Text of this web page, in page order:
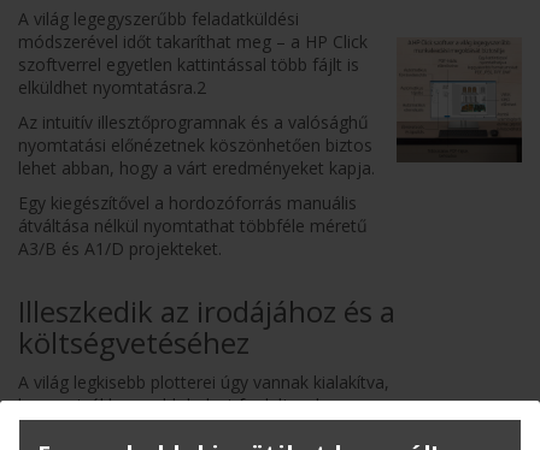
A világ legegyszerűbb feladatküldési
módszerével időt takaríthat meg – a HP Click
szoftverrel egyetlen kattintással több fájlt is
elküldhet nyomtatásra.2
Az intuitív illesztőprogramnak és a valósághű
nyomtatási előnézetnek köszönhetően biztos
lehet abban, hogy a várt eredményeket kapja.
Egy kiegészítővel a hordozóforrás manuális
átváltása nélkül nyomtathat többféle méretű
A3/B és A1/D projekteket.
Illeszkedik az irodájához és a
költségvetéséhez
A világ legkisebb plotterei úgy vannak kialakítva,
hogy minél kevesebb helyet foglaljanak az
irodájában.